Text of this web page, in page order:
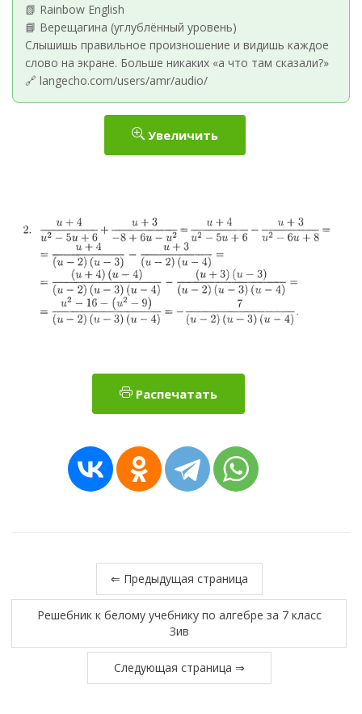
📗 Rainbow English
📘 Верещагина (углублённый уровень)
Слышишь правильное произношение и видишь каждое
слово на экране. Больше никаких «а что там сказали?»
🔗 langecho.com/users/amr/audio/
Увеличить
Распечатать
⇐ Предыдущая страница
Решебник к белому учебнику по алгебре за 7 класс
Зив
Следующая страница ⇒